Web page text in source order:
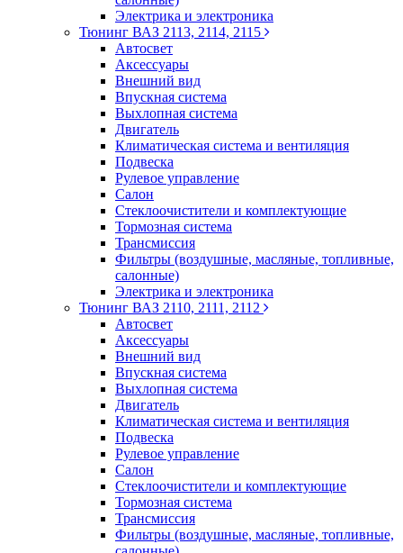
Электрика и электроника
Тюнинг ВАЗ 2113, 2114, 2115
Автосвет
Аксессуары
Внешний вид
Впускная система
Выхлопная система
Двигатель
Климатическая система и вентиляция
Подвеска
Рулевое управление
Салон
Стеклоочистители и комплектующие
Тормозная система
Трансмиссия
Фильтры (воздушные, масляные, топливные,
салонные)
Электрика и электроника
Тюнинг ВАЗ 2110, 2111, 2112
Автосвет
Аксессуары
Внешний вид
Впускная система
Выхлопная система
Двигатель
Климатическая система и вентиляция
Подвеска
Рулевое управление
Салон
Стеклоочистители и комплектующие
Тормозная система
Трансмиссия
Фильтры (воздушные, масляные, топливные,